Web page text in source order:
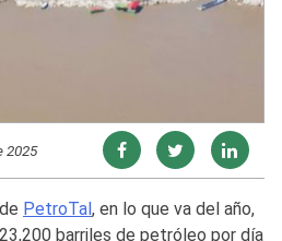
2025
PetroTal, en lo que va del año,
barriles de petróleo por día